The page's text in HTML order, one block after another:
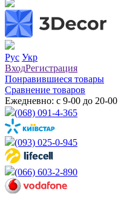
Рус Укр
ВходРегистрация
Понравившиеся товары
Сравнение товаров
Ежедневно: с 9-00 до 20-00
(068) 091-4-365
(093) 025-0-945
(066) 603-2-890